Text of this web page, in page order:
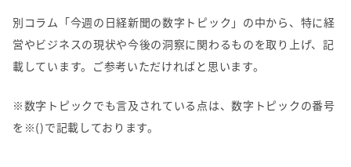
別コラム「今週の日経新聞の数字トピック」の中から、特に経
営やビジネスの現状や今後の洞察に関わるものを取り上げ、記
載しています。ご参考いただければと思います。
※数字トピックでも言及されている点は、数字トピックの番号
を ※()で記載しております。